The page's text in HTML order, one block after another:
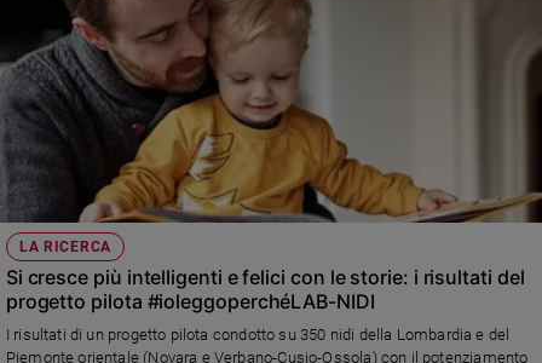
Economia
Legalità
e
giustizia
Interviste
Papa
Papa
Chiesa
Chiesa
LA RICERCA
Si cresce più intelligenti e felici con le storie: i risultati del
progetto pilota #ioleggoperchéLAB-NIDI
I risultati di un progetto pilota condotto su 350 nidi della Lombardia e del
Piemonte orientale (Novara e Verbano-Cusio-Ossola) con il potenziamento